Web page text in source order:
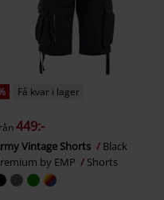
Få kvar i lager
449:-
Vintage Shorts
Black
by EMP
Shorts